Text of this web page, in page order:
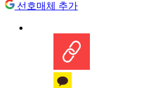
선호매체 추가